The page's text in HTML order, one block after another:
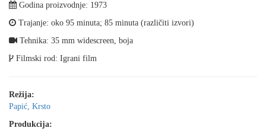
Godina proizvodnje: 1973
Trajanje: oko 95 minuta; 85 minuta (različiti izvori)
Tehnika: 35 mm widescreen, boja
Filmski rod: Igrani film
Režija:
Papić, Krsto
Produkcija: